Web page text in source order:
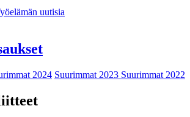
uutisia
2024 Suurimmat 2023 Suurimmat 2022